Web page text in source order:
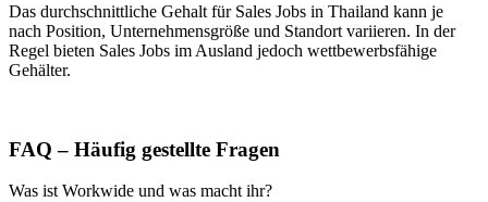
Das durchschnittliche Gehalt für Sales Jobs in Thailand kann je
nach Position, Unternehmensgröße und Standort variieren. In der
Regel bieten Sales Jobs im Ausland jedoch wettbewerbsfähige
Gehälter.
FAQ – Häufig gestellte Fragen
Was ist Workwide und was macht ihr?